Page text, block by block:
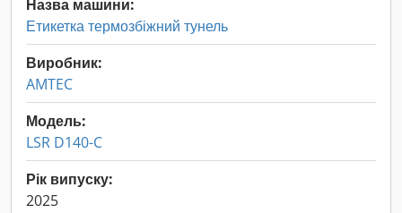
Назва машини:
Етикетка термозбіжний тунель
Виробник:
AMTEC
Модель:
LSR D140-C
Рік випуску:
2025